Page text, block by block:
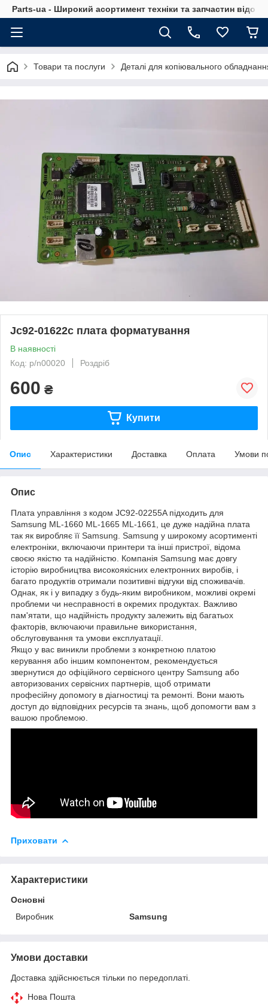
Parts-ua - Широкий асортимент техніки та запчастин
Товари та послуги Деталі для копіювального
Jc92-01622c плата форматування
В наявності
Код: p/n00020
Роздріб
600 ₴
Купити
Опис Характеристики Доставка Оплата Умови
Опис
Плата управління з кодом JC92-02255A підходить для
Samsung ML-1660 ML-1665 ML-1661, це дуже надійна плата
так як виробляє її Samsung. Samsung у широкому асортименті
електроніки, включаючи принтери та інші пристрої, відома
своєю якістю та надійністю. Компанія Samsung має довгу
історію виробництва високоякісних електронних виробів, і
багато продуктів отримали позитивні відгуки від споживачів.
Однак, як і у випадку з будь-яким виробником, можливі окремі
проблеми чи несправності в окремих продуктах. Важливо
пам'ятати, що надійність продукту залежить від багатьох
факторів, включаючи правильне використання,
обслуговування та умови експлуатації.
Якщо у вас виникли проблеми з конкретною платою
керування або іншим компонентом, рекомендується
звернутися до офіційного сервісного центру Samsung або
авторизованих сервісних партнерів, щоб отримати
професійну допомогу в діагностиці та ремонті. Вони мають
доступ до відповідних ресурсів та знань, щоб допомогти вам з
вашою проблемою.
Приховати
Характеристики
Основні
Виробник
Samsung
Умови доставки
Доставка здійснюється тільки по передоплаті.
Нова Пошта